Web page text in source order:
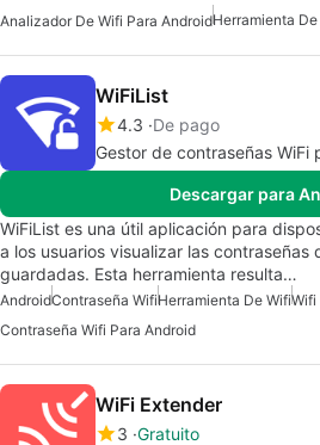
Analizador De Wifi Para AndroidHerramienta De
WiFiList
4.3 De pago
Gestor de contraseñas WiFi
Descargar para
WiFiList es una útil aplicación para
a los usuarios visualizar las contraseñas
guardadas. Esta herramienta resulta…
AndroidContraseña WifiHerramienta De WifiWifi
Contraseña Wifi Para Android
WiFi Extender
3 Gratuito